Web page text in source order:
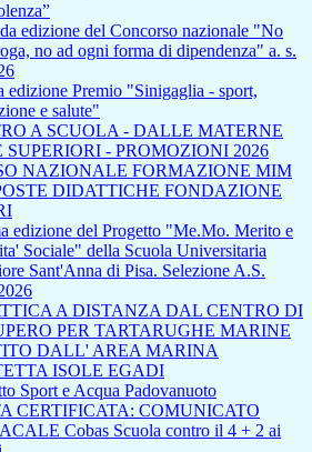
edizione del Concorso nazionale "No
no ad ogni forma di dipendenza" a. s.
edizione Premio "Sinigaglia - sport,
e salute"
A SCUOLA - DALLE MATERNE
SUPERIORI - PROMOZIONI 2026
NAZIONALE FORMAZIONE MIM
DIDATTICHE FONDAZIONE
edizione del Progetto "Me.Mo. Merito e
Sociale" della Scuola Universitaria
Sant'Anna di Pisa. Selezione A.S.
A DISTANZA DAL CENTRO DI
PER TARTARUGHE MARINE
DALL' AREA MARINA
ISOLE EGADI
Sport e Acqua Padovanuoto
CERTIFICATA: COMUNICATO
Cobas Scuola contro il 4 + 2 ai